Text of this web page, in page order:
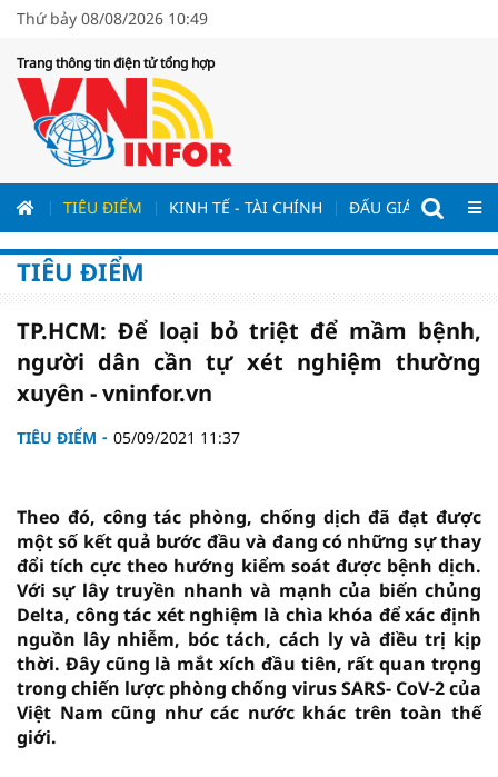
Thứ bảy 08/08/2026 10:49
Trang thông tin điện tử tổng hợp
TIÊU ĐIỂM KINH TẾ - TÀI CHÍNH ĐẤU GIÁ - ĐẤU
TIÊU ĐIỂM
TP.HCM: Để loại bỏ triệt để mầm bệnh,
người dân cần tự xét nghiệm thường
xuyên - vninfor.vn
TIÊU ĐIỂM 05/09/2021 11:37
Theo đó, công tác phòng, chống dịch đã đạt được
một số kết quả bước đầu và đang có những sự thay
đổi tích cực theo hướng kiểm soát được bệnh dịch.
Với sự lây truyền nhanh và mạnh của biến chủng
Delta, công tác xét nghiệm là chìa khóa để xác định
nguồn lây nhiễm, bóc tách, cách ly và điều trị kịp
thời. Đây cũng là mắt xích đầu tiên, rất quan trọng
trong chiến lược phòng chống virus SARS- CoV-2 của
Việt Nam cũng như các nước khác trên toàn thế
giới.